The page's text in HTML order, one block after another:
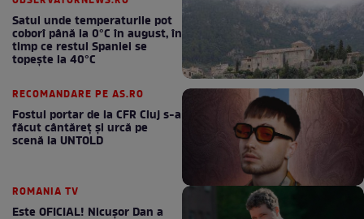
Satul unde temperaturile pot
coborî până la 0°C în august, în
timp ce restul Spaniei se
topește la 40°C
RECOMANDARE PE AS.RO
Fostul portar de la CFR Cluj s-a
făcut cântăreţ şi urcă pe
scenă la UNTOLD
ROMANIA TV
Este OFICIAL! Nicușor Dan a